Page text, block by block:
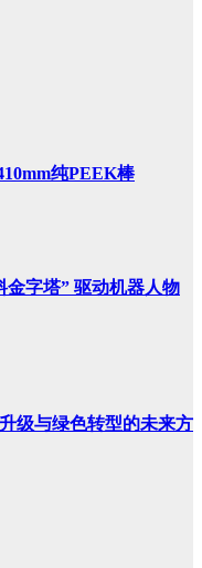
纯PEEK棒
金字塔” 驱动机器人物
级与绿色转型的未来方